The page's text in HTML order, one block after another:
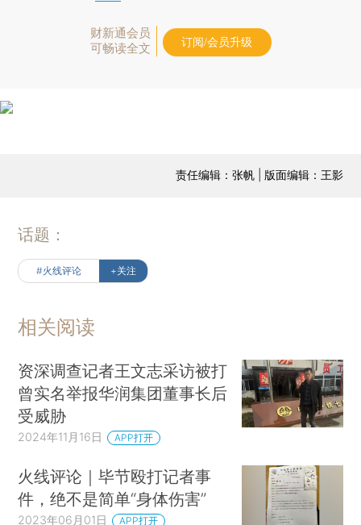
财新通会员
可畅读全文
订阅/会员升级
责任编辑：张帆 | 版面编辑：王影
话题：
#火线评论 +关注
相关阅读
资深调查记者王文志采访被打
曾实名举报华润集团董事长后
受威胁
2024年11月16日 APP打开
火线评论｜毕节殴打记者事
件，绝不是简单“身体伤害”
2023年06月01日 APP打开